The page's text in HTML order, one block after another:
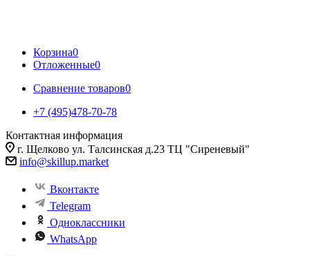
Корзина0
Отложенные0
Сравнение товаров0
+7 (495)478-70-78
Контактная информация
г. Щелково ул. Талсинская д.23 ТЦ "Сиреневый"
info@skillup.market
Вконтакте
Telegram
Одноклассники
WhatsApp